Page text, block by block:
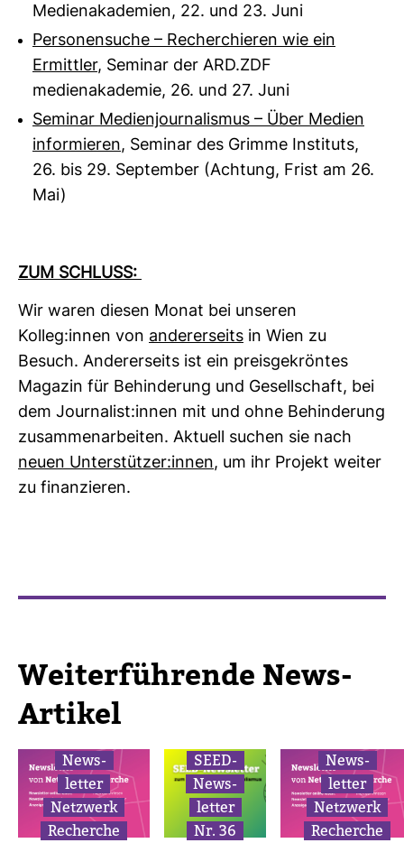
Medienakademien, 22. und 23. Juni
Personensuche – Recherchieren wie ein
Ermittler, Seminar der ARD.ZDF
medienakademie, 26. und 27. Juni
Seminar Medienjournalismus – Über Medien
informieren, Seminar des Grimme Instituts,
26. bis 29. September (Achtung, Frist am 26.
Mai)
ZUM SCHLUSS:
Wir waren diesen Monat bei unseren
Kolleg:innen von ande­rer­seits in Wien zu
Besuch. Ande­rer­seits ist ein preis­ge­kröntes
Magazin für Behin­de­rung und Gesell­schaft, bei
dem Jour­na­list:innen mit und ohne Behin­de­rung
zusam­men­ar­beiten. Aktuell suchen sie nach
neuen Unter­stützer:innen, um ihr Pro­jekt weiter
zu finan­zieren.
Wei­ter­füh­rende News-​
Artikel
News­
letter
Netz­werk
Recherche
SEED-​
News­
letter
Nr. 36
News­
letter
Netz­werk
Recherche